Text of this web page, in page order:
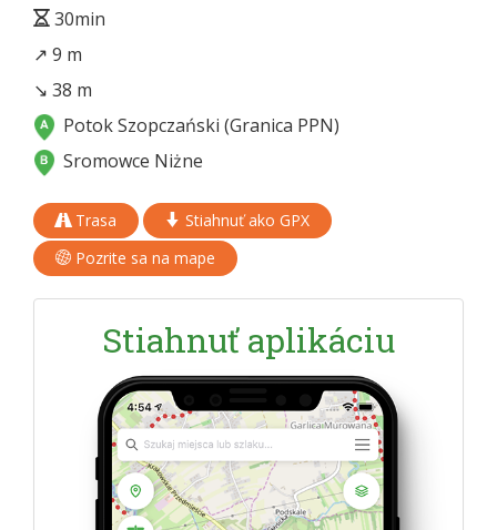
30min
↗ 9 m
↘ 38 m
Potok Szopczański (Granica PPN)
Sromowce Niżne
Trasa
Stiahnuť ako GPX
Pozrite sa na mape
Stiahnuť aplikáciu